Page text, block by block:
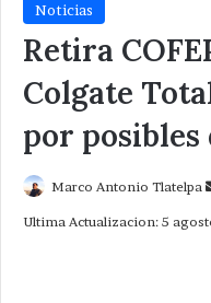
Noticias
Retira
Colgate
por posibles
Marco Antonio Tlatelpa
Ultima Actualizacion: 5